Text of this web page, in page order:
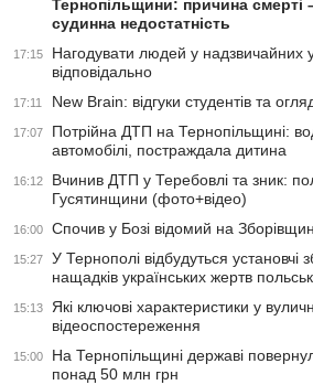
Тернопільщини: причина смерті
судинна недостатність
17:15
Нагодувати людей у надзвичайних
відповідально
17:11 New Brain: відгуки студентів та
17:07
Потрійна ДТП на Тернопільщині:
автомобілі, постраждала дитина
16:12
Вчинив ДТП у Теребовлі та зник:
Гусятинщини (фото+відео)
16:00 Спочив у Бозі відомий на
15:27
У Тернополі відбудуться установчі
нащадків українських жертв
15:13
Які ключові характеристики у
відеоспостереження
15:00
На Тернопільщині державі
понад 50 млн грн